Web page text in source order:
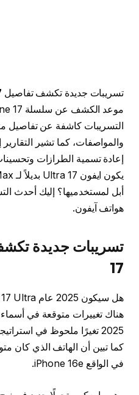
تسريبات جديدة تكشف تفاصيل
التسريبات كاشفة عن تفاصيل
والمواصفات، كما تشير التقارير
إعادة تسمية الطرازات
أبل لمستخدميها؟ إليك أحدث
هواتف آيفون.
تسريبات جديدة
17
هناك تغييرات متوقعة في
2025 تغيرًا ملحوظ في
في الواقع iPhone 16e.